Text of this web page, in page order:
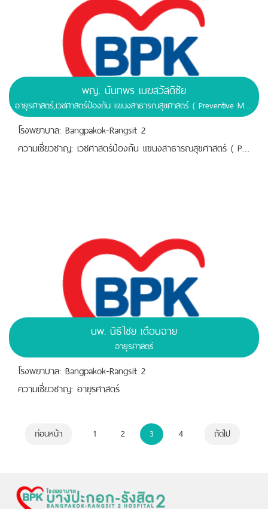
พญ. นันทพร เมฆสวัสดิชัย
อายุรศาสตร์,เวชศาสตร์ป้องกัน แขนงสาธารณสุขศาสตร์ ( Preventive Medicine, Public Health )
โรงพยาบาล: Bangpakok-Rangsit 2
ความเชี่ยวชาญ: เวชศาสตร์ป้องกัน แขนงสาธารณสุขศาสตร์ ( Preventive Medicine, Public Health )
นพ. นิธิไชย เดือนฉาย
อายุรศาสตร์
โรงพยาบาล: Bangpakok-Rangsit 2
ความเชี่ยวชาญ: อายุรศาสตร์
ก่อนหน้า 1 2 3 4 ถัดไป